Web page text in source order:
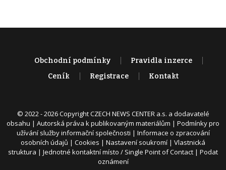
Obchodní podmínky
Pravidla inzerce
Ceník
Registrace Kontakt
© 2022 - 2026 Copyright CZECH NEWS CENTER a.s. a dodavatelé
obsahu | Autorská práva k publikovaným materiálům | Podmínky pro
užívání služby informační společnosti | Informace o zpracování
osobních údajů | Cookies | Nastavení soukromí | Vlastnická
struktura | Jednotné kontaktní místo / Single Point of Contact | Podat
oznámení